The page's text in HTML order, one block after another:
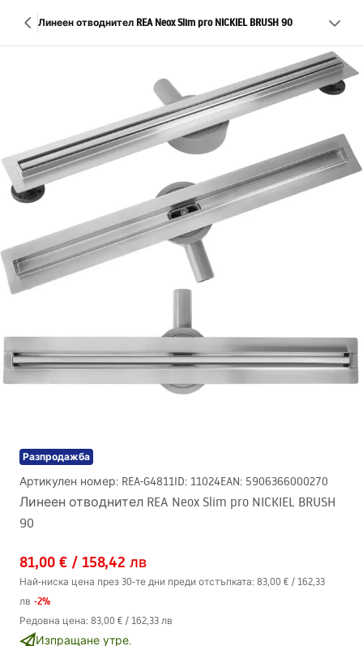
Линеен отводнител REA Neox Slim pro NICKIEL BRUSH 90
Разпродажба
Артикулен номер: REA-G4811ID: 11024EAN: 5906366000270
Линеен отводнител REA Neox Slim pro NICKIEL BRUSH
90
81,00 € / 158,42 лв
Най-ниска цена през 30-те дни преди отстъпката: 83,00 € / 162,33
лв -2%
Редовна цена: 83,00 € / 162,33 лв
Изпращане утре.